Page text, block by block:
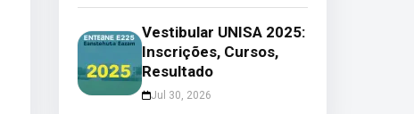
Vestibular UNISA 2025:
Inscrições, Cursos,
Resultado
Jul 30, 2026